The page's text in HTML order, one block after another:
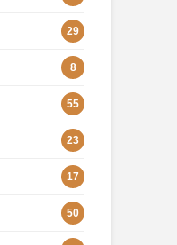
29
8
55
23
17
50